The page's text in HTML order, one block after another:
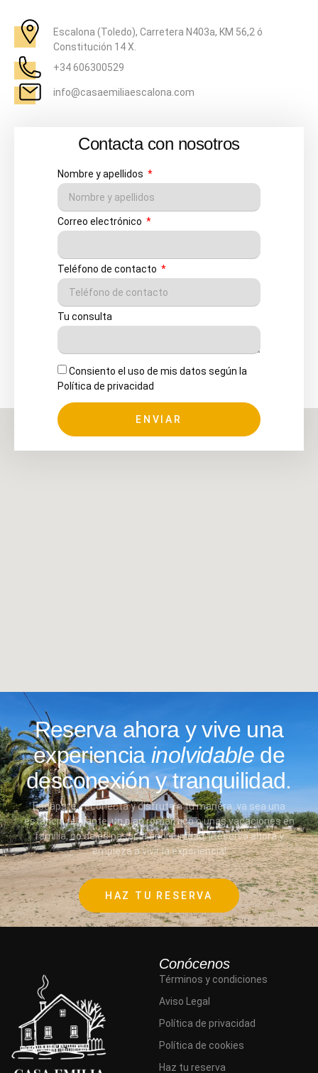
Escalona (Toledo), Carretera N403a, KM 56,2 ó
Constitución 14 X.
+34 606300529
info@casaemiliaescalona.com
Nombre y apellidos
Correo electrónico
Teléfono de contacto
Tu consulta
Consiento el uso de mis datos según la
Política de privacidad
ENVIAR
Contacta con nosotros
Reserva ahora y vive una
experienciainolvidablede
desconexión y tranquilidad.
Escápate, reconecta y disfruta a tu manera: ya sea una
estancia relajante, un plan romántico o unas vacaciones en
familia, no dejes pasar la oportunidad. ¡Reserva ahora y
empieza a vivir la experiencia!
HAZ TU RESERVA
Conócenos
Términos y condiciones
Aviso Legal
Política de privacidad
Política de cookies
Haz tu reserva